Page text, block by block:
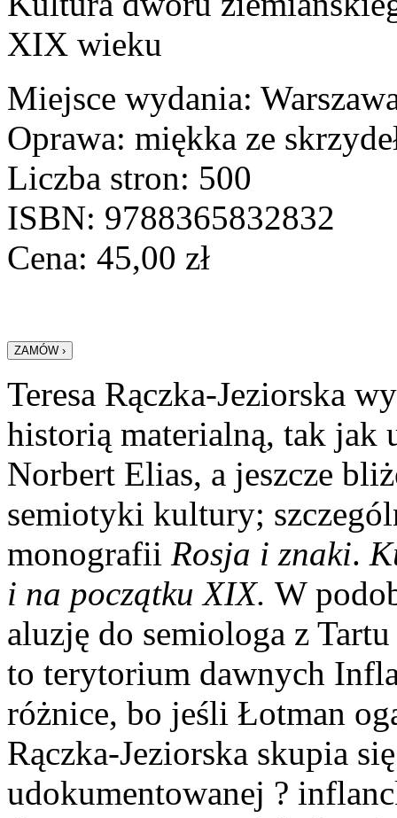
XIX wieku
Miejsce wydania:
Oprawa: miękka ze
Liczba stron: 500
ISBN: 9788365832832
Cena: 45,00 zł
Teresa Rączka-Jeziorska
historią materialną, tak
Norbert Elias, a jeszcze
semiotyki kultury;
monografii Rosja i znaki.
i na początku XIX. W
aluzję do semiologa z
to terytorium dawnych
różnice, bo jeśli Łotman
Rączka-Jeziorska skupia
udokumentowanej ?